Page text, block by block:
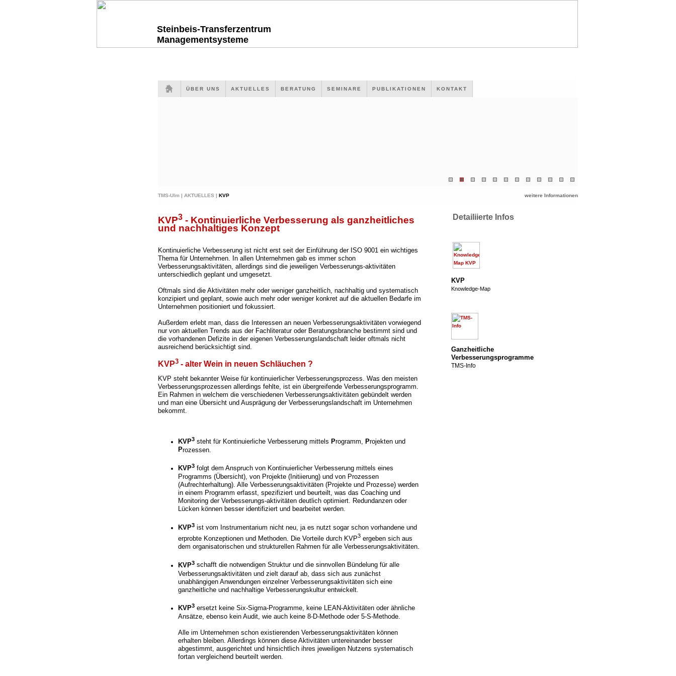
Steinbeis-Transferzentrum
Managementsysteme
ÜBER UNS AKTUELLES BERATUNG SEMINARE PUBLIKATIONEN KONTAKT
TMS-Ulm | AKTUELLES | KVP weitere Informationen
KVP3 - Kontinuierliche Verbesserung als ganzheitliches
und nachhaltiges Konzept
Kontinuierliche Verbesserung ist nicht erst seit der Einführung der ISO 9001 ein wichtiges
Thema für Unternehmen. In allen Unternehmen gab es immer schon
Verbesserungsaktivitäten, allerdings sind die jeweiligen Verbesserungs-aktivitäten
unterschiedlich geplant und umgesetzt.
Oftmals sind die Aktivitäten mehr oder weniger ganzheitlich, nachhaltig und systematisch
konzipiert und geplant, sowie auch mehr oder weniger konkret auf die aktuellen Bedarfe im
Unternehmen positioniert und fokussiert.
Außerdem erlebt man, dass die Interessen an neuen Verbesserungsaktivitäten vorwiegend
nur von aktuellen Trends aus der Fachliteratur oder Beratungsbranche bestimmt sind und
die vorhandenen Defizite in der eigenen Verbesserungslandschaft leider oftmals nicht
ausreichend berücksichtigt sind.
KVP3 - alter Wein in neuen Schläuchen ?
KVP steht bekannter Weise für kontinuierlicher Verbesserungsprozess. Was den meisten
Verbesserungsprozessen allerdings fehlte, ist ein übergreifende Verbesserungsprogramm.
Ein Rahmen in welchem die verschiedenen Verbesserungsaktivitäten gebündelt werden
und man eine Übersicht und Ausprägung der Verbesserungslandschaft im Unternehmen
bekommt.
KVP3 steht für Kontinuierliche Verbesserung mittels Programm, Projekten und
Prozessen.
KVP3 folgt dem Anspruch von Kontinuierlicher Verbesserung mittels eines
Programms (Übersicht), von Projekte (Initiierung) und von Prozessen
(Aufrechterhaltung). Alle Verbesserungsaktivitäten (Projekte und Prozesse) werden
in einem Programm erfasst, spezifiziert und beurteilt, was das Coaching und
Monitoring der Verbesserungs-aktivitäten deutlich optimiert. Redundanzen oder
Lücken können besser identifiziert und bearbeitet werden.
KVP3 ist vom Instrumentarium nicht neu, ja es nutzt sogar schon vorhandene und
erprobte Konzeptionen und Methoden. Die Vorteile durch KVP3 ergeben sich aus
dem organisatorischen und strukturellen Rahmen für alle Verbesserungsaktivitäten.
KVP3 schafft die notwendigen Struktur und die sinnvollen Bündelung für alle
Verbesserungsaktivitäten und zielt darauf ab, dass sich aus zunächst
unabhängigen Anwendungen einzelner Verbesserungsaktivitäten sich eine
ganzheitliche und nachhaltige Verbesserungskultur entwickelt.
KVP3 ersetzt keine Six-Sigma-Programme, keine LEAN-Aktivitäten oder ähnliche
Ansätze, ebenso kein Audit, wie auch keine 8-D-Methode oder 5-S-Methode.
Alle im Unternehmen schon existierenden Verbesserungsaktivitäten können
erhalten bleiben. Allerdings können diese Aktivitäten untereinander besser
abgestimmt, ausgerichtet und hinsichtlich ihres jeweiligen Nutzens systematisch
fortan vergleichend beurteilt werden.
Detailiierte Infos
KVP
Knowledge-Map
Ganzheitliche
Verbesserungsprogramme
TMS-Info